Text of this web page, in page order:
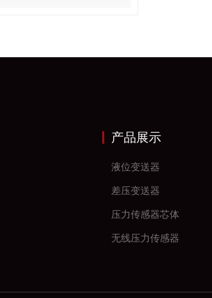
产品展示
液位变送器
差压变送器
压力传感器芯体
无线压力传感器